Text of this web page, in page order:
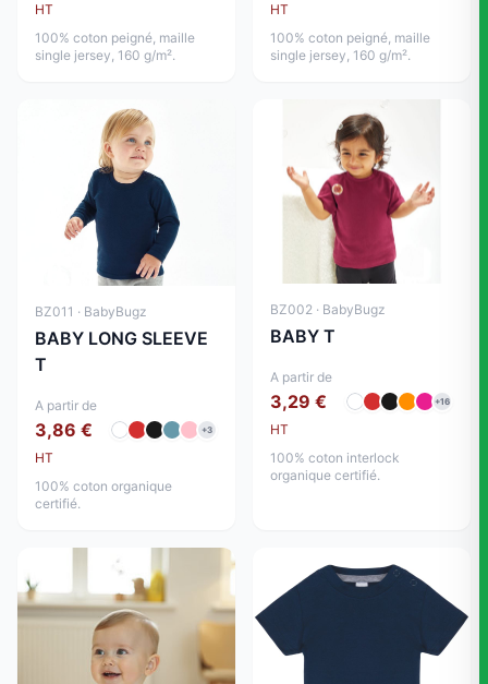
HT
100% coton peigné, maille
single jersey, 160 g/m².
HT
100% coton peigné, maille
single jersey, 160 g/m².
BZ011 · BabyBugz
BABY LONG SLEEVE
T
A partir de
3,86 €
HT
+3
100% coton organique
certifié.
BZ002 · BabyBugz
BABY T
A partir de
3,29 €
HT
+16
100% coton interlock
organique certifié.